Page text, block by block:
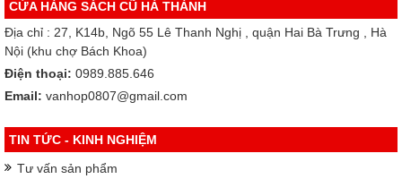
CỬA HÀNG SÁCH CŨ HÀ THÀNH
Địa chỉ : 27, K14b, Ngõ 55 Lê Thanh Nghị , quận Hai Bà Trưng , Hà
Nội (khu chợ Bách Khoa)
Điện thoại: 0989.885.646
Email: vanhop0807@gmail.com
TIN TỨC - KINH NGHIỆM
Tư vấn sản phẩm